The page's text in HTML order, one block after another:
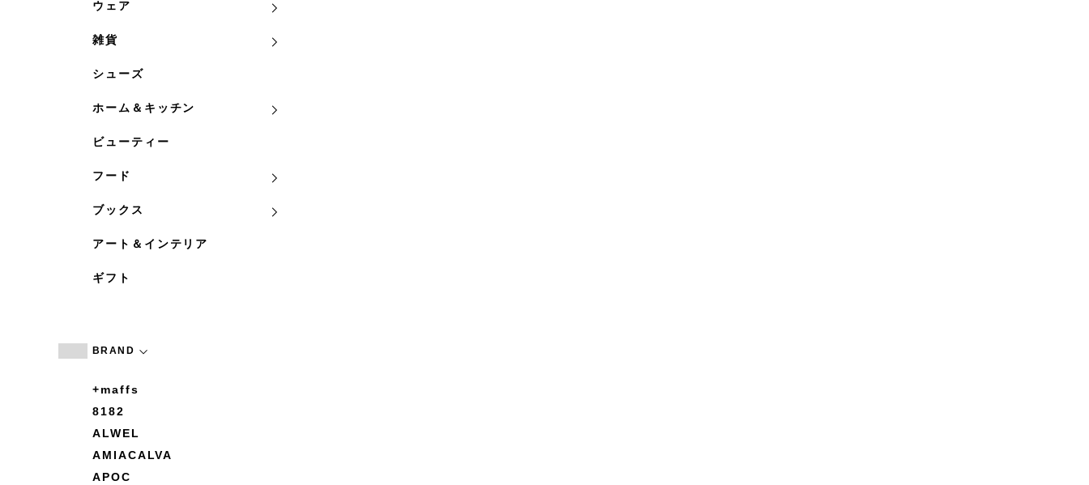
ウェア
雑貨
シューズ
ホーム＆キッチン
ビューティー
フード
ブックス
アート＆インテリア
ギフト
BRAND
+maffs
8182
ALWEL
AMIACALVA
APOC